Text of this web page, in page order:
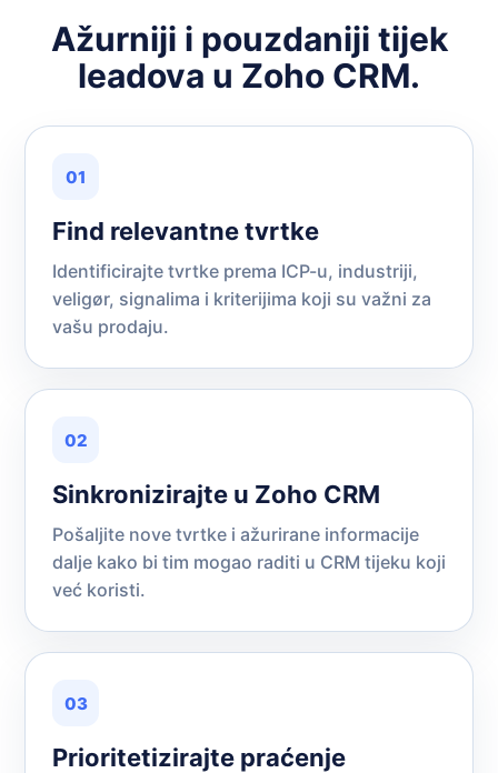
Ažurniji i pouzdaniji tijek
leadova u Zoho CRM.
01
Find relevantne tvrtke
Identificirajte tvrtke prema ICP-u, industriji,
veligør, signalima i kriterijima koji su važni za
vašu prodaju.
02
Sinkronizirajte u Zoho CRM
Pošaljite nove tvrtke i ažurirane informacije
dalje kako bi tim mogao raditi u CRM tijeku koji
već koristi.
03
Prioritetizirajte praćenje